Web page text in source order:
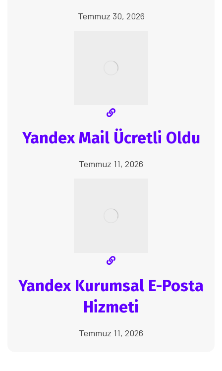
Temmuz 30, 2026
Yandex Mail Ücretli Oldu
Temmuz 11, 2026
Yandex Kurumsal E-Posta
Hizmeti
Temmuz 11, 2026